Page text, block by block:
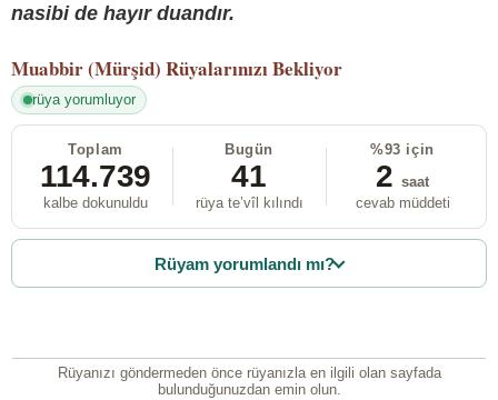
nasibi de hayır duandır.
Muabbir (Mürşid) Rüyalarınızı Bekliyor
rüya yorumluyor
Toplam
114.739
kalbe dokunuldu
Bugün
41
rüya te’vîl kılındı
%93 için
2 saat
cevab müddeti
Rüyam yorumlandı mı?
Rüyanızı göndermeden önce rüyanızla en ilgili olan sayfada
bulunduğunuzdan emin olun.